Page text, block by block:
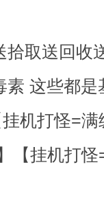
取送回收
素 这些都是
挂机打怪=
【挂机打